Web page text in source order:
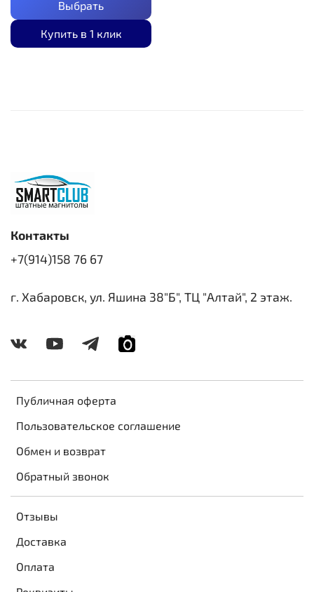
Выбрать
Купить в 1 клик
Публичная оферта
Пользовательское соглашение
Обмен и возврат
Обратный звонок
Отзывы
Доставка
Оплата
Контакты
+7(914)158 76 67
г. Хабаровск, ул. Яшина 38"Б", ТЦ "Алтай", 2 этаж.